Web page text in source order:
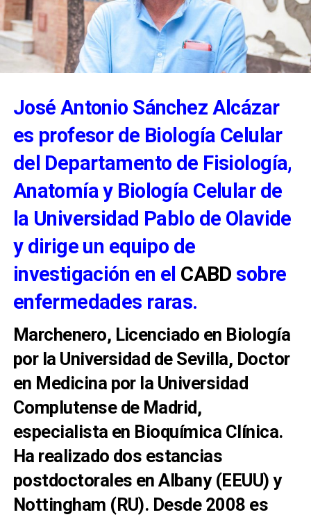
José Antonio Sánchez Alcázar
es profesor de Biología Celular
del Departamento de Fisiología,
Anatomía y Biología Celular de
la Universidad Pablo de Olavide
y dirige un equipo de
investigación en el CABD sobre
enfermedades raras.
Marchenero, Licenciado en Biología
por la Universidad de Sevilla, Doctor
en Medicina por la Universidad
Complutense de Madrid,
especialista en Bioquímica Clínica.
Ha realizado dos estancias
postdoctorales en Albany (EEUU) y
Nottingham (RU). Desde 2008 es